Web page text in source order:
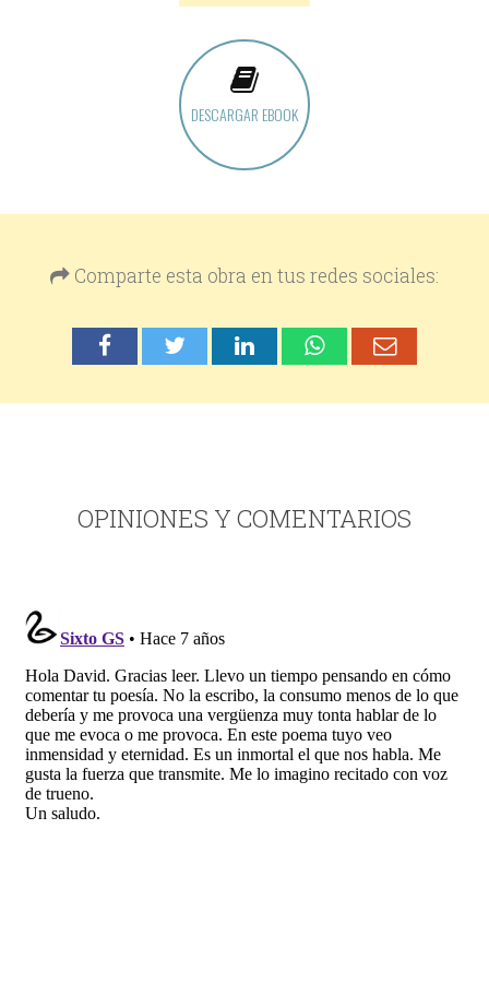
DESCARGAR EBOOK
Comparte esta obra en tus redes sociales:
OPINIONES Y COMENTARIOS